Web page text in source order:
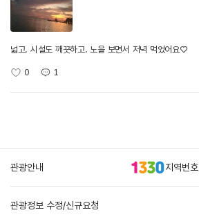
넓고. 시설도 깨끗하고. 노을 보면서 저녁 먹었어요♡
0 1
관광안내 지역번호
관광정보 수정/신규요청